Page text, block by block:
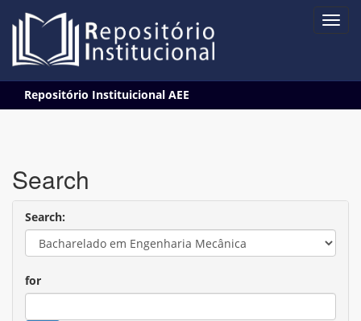
navigation
Repositório Instituicional AEE
Search
Search:
for